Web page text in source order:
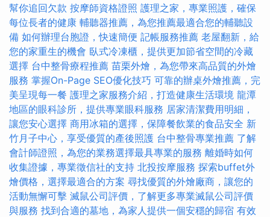
幫你追回欠款 按摩師資格證照 護理之家，專業照護，確保
每位長者的健康 輔聽器推薦，為您推薦最適合您的輔聽設
備 如何辦理台胞證，快速簡便 記帳服務推薦 老屋翻新，給
您的家重生的機會 臥式冷凍櫃，提供更加節省空間的冷藏
選擇 台中整骨療程推薦 苗栗外燴，為您帶來高品質的外燴
服務 掌握On-Page SEO優化技巧 可靠的辦桌外燴推薦，完
美呈現每一餐 護理之家服務介紹，打造健康生活環境 龍潭
地區的眼科診所，提供專業眼科服務 居家清潔費用明細，
讓您安心選擇 商用冰箱的選擇，保障餐飲業的食品安全 新
竹月子中心，享受優質的產後照護 台中整骨專業推薦 了解
會計師證照，為您的業務選擇最具專業的服務 離婚時如何
收集證據，專業徵信社的支持 北投按摩服務 探索buffet外
燴價格，選擇最適合的方案 尋找優質的外燴廠商，讓您的
活動無懈可擊 滅鼠公司評價，了解更多專業滅鼠公司評價
與服務 找到合適的墓地，為家人提供一個安穩的歸宿 有效